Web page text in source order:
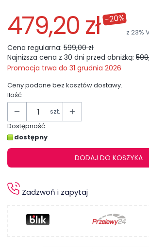
479,20 zł -20%
z 23%
Cena regularna: 599,00 zł
Najniższa cena z 30 dni przed obniżką:
Promocja trwa do 31 grudnia 2026
Ceny podane bez kosztów dostawy.
Ilość
szt.
Dostępność:
dostępny
DODAJ DO KOSZYKA
Zadzwoń i zapytaj